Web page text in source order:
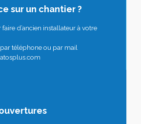
sur un chantier ?
d’ancien installateur à votre
téléphone ou par mail